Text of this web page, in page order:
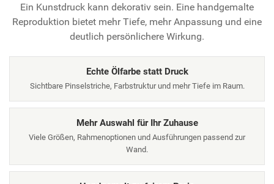
Ein Kunstdruck kann dekorativ sein. Eine handgemalte
Reproduktion bietet mehr Tiefe, mehr Anpassung und eine
deutlich persönlichere Wirkung.
Echte Ölfarbe statt Druck
Sichtbare Pinselstriche, Farbstruktur und mehr Tiefe im Raum.
Mehr Auswahl für Ihr Zuhause
Viele Größen, Rahmenoptionen und Ausführungen passend zur
Wand.